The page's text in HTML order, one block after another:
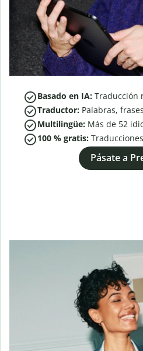
Basado en IA: Traducción
Traductor: Palabras,
Multilingüe: Más de 52
100 % gratis:
Pásate a